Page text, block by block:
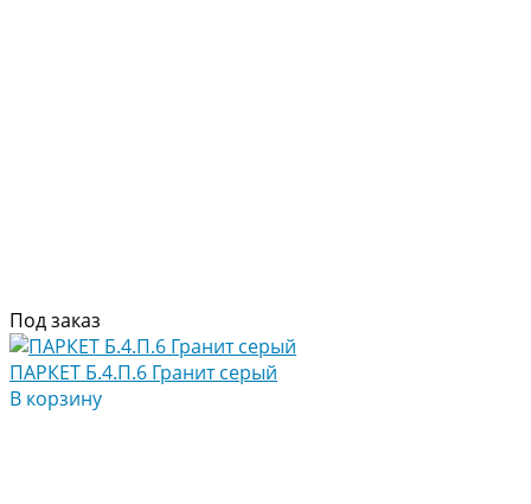
Под заказ
ПАРКЕТ Б.4.П.6 Гранит серый
В корзину